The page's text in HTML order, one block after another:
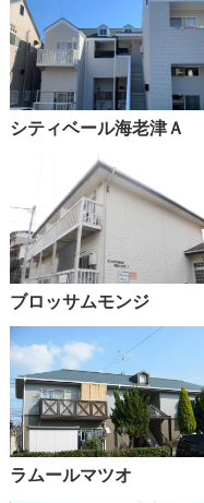
シティベール海老津Ａ
ブロッサムモンジ
ラムールマツオ